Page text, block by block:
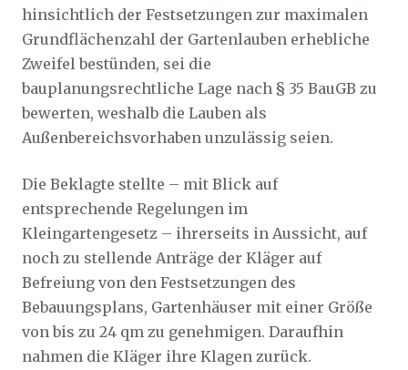
hinsichtlich der Festsetzungen zur maximalen
Grundflächenzahl der Gartenlauben erhebliche
Zweifel bestünden, sei die
bauplanungsrechtliche Lage nach § 35 BauGB zu
bewerten, weshalb die Lauben als
Außenbereichsvorhaben unzulässig seien.
Die Beklagte stellte – mit Blick auf
entsprechende Regelungen im
Kleingartengesetz – ihrerseits in Aussicht, auf
noch zu stellende Anträge der Kläger auf
Befreiung von den Festsetzungen des
Bebauungsplans, Gartenhäuser mit einer Größe
von bis zu 24 qm zu genehmigen. Daraufhin
nahmen die Kläger ihre Klagen zurück.